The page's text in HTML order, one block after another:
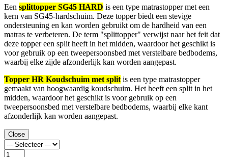
Een splittopper SG45 HARD is een type matrastopper met een
kern van SG45-hardschuim. Deze topper biedt een stevige
ondersteuning en kan worden gebruikt om de hardheid van een
matras te verbeteren. De term "splittopper" verwijst naar het feit dat
deze topper een split heeft in het midden, waardoor het geschikt is
voor gebruik op een tweepersoonsbed met verstelbare bedbodems,
waarbij elke zijde afzonderlijk kan worden aangepast.
Topper HR Koudschuim met split is een type matrastopper
gemaakt van hoogwaardig koudschuim. Het heeft een split in het
midden, waardoor het geschikt is voor gebruik op een
tweepersoonsbed met verstelbare bedbodems, waarbij elke kant
afzonderlijk kan worden aangepast.
Close